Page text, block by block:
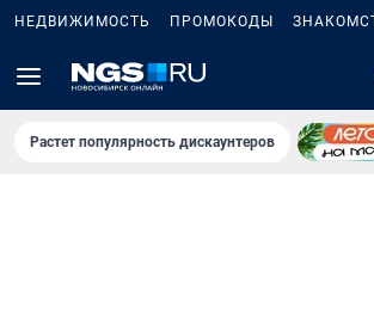
НЕДВИЖИМОСТЬ ПРОМОКОДЫ
Растет популярность дискаунтеров